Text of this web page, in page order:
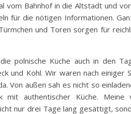
vom Bahnhof in die Altstadt und
für die nötigen Informationen.
und Toren sorgen für
polnische Küche auch in den
und Kohl. Wir waren nach einiger
Von außen sah es nicht so
mit authentischer Küche.
nur drei Tage lang gesättigt,